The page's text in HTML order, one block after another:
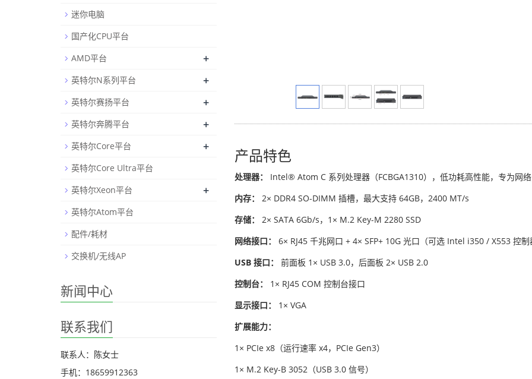
产品特色
处理器：
Intel® Atom C 系列处理器（FCBGA1310），低功耗高性能，专为网
内存：
2× DDR4 SO-DIMM 插槽，最大支持 64GB，2400 MT/s
存储：
2× SATA 6Gb/s，1× M.2 Key-M 2280 SSD
网络接口：
6× RJ45 千兆网口 + 4× SFP+ 10G 光口（可选 Intel i350 / X553 控制
USB 接口：
前面板 1× USB 3.0，后面板 2× USB 2.0
控制台：
1× RJ45 COM 控制台接口
显示接口：
1× VGA
扩展能力：
1× PCIe x8（运行速率 x4，PCIe Gen3）
1× M.2 Key-B 3052（USB 3.0 信号）
迷你电脑
国产化CPU平台
AMD平台
+
英特尔N系列平台 +
英特尔赛扬平台 +
英特尔奔腾平台 +
英特尔Core平台 +
英特尔Core Ultra平台
英特尔Xeon平台
+
英特尔Atom平台
配件/耗材
交换机/无线AP
新闻中心
联系我们
联系人：陈女士
手机：18659912363